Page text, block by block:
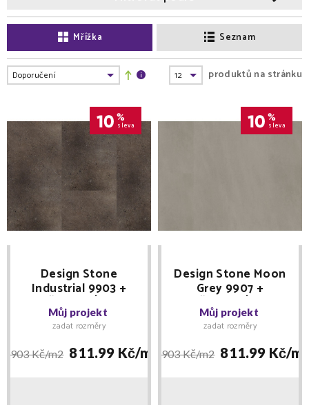
Mřížka Seznam
produktů na stránku
10 %
sleva
Design Stone
Industrial 9903 +
MNOŽSTEVNÍ SLEVY
+ lišta IMAGE zdarma -
Floor Forever lepený
Můj projekt
zadat rozměry
903 Kč/m2 811.99 Kč/m2
10 %
sleva
Design Stone Moon
Grey 9907 +
MNOŽSTEVNÍ SLEVY
+ lišta IMAGE zdarma -
Floor Forever lepený
Můj projekt
zadat rozměry
903 Kč/m2 811.99 Kč/